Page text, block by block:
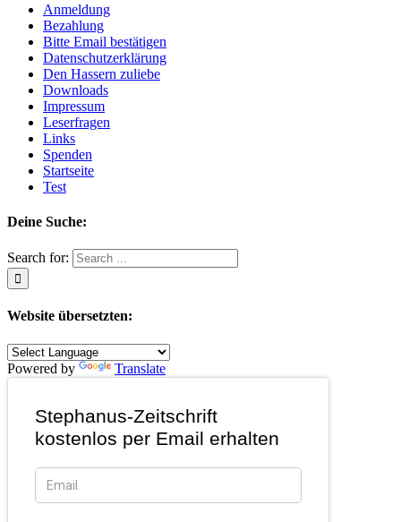
Anmeldung
Bezahlung
Bitte Email bestätigen
Datenschutzerklärung
Den Hassern zuliebe
Downloads
Impressum
Leserfragen
Links
Spenden
Startseite
Test
Deine Suche:
Search for:
Website übersetzten:
Powered by Translate